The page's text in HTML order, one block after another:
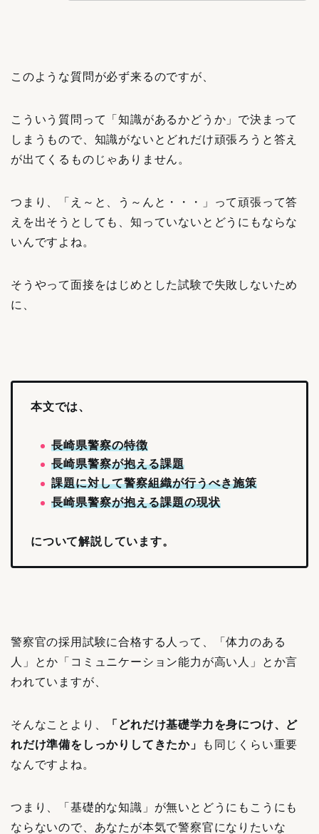
このような質問が必ず来るのですが、
こういう質問って「知識があるかどうか」で決まって
しまうもので、知識がないとどれだけ頑張ろうと答え
が出てくるものじゃありません。
つまり、「え～と、う～んと・・・」って頑張って答
えを出そうとしても、知っていないとどうにもならな
いんですよね。
そうやって面接をはじめとした試験で失敗しないため
に、
本文では、
長崎県警察の特徴
長崎県警察が抱える課題
課題に対して警察組織が行うべき施策
長崎県警察が抱える課題の現状
について解説しています。
警察官の採用試験に合格する人って、「体力のある
人」とか「コミュニケーション能力が高い人」とか言
われていますが、
そんなことより、
「どれだけ基礎学力を身につけ、ど
れだけ準備をしっかりしてきたか」
も同じくらい重要
なんですよね。
つまり、「基礎的な知識」が無いとどうにもこうにも
ならないので、あなたが本気で警察官になりたいな